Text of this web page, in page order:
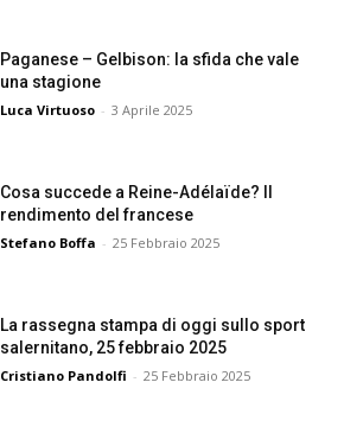
Paganese – Gelbison: la sfida che vale
una stagione
Luca Virtuoso - 3 Aprile 2025
Cosa succede a Reine-Adélaïde? Il
rendimento del francese
Stefano Boffa - 25 Febbraio 2025
La rassegna stampa di oggi sullo sport
salernitano, 25 febbraio 2025
Cristiano Pandolfi - 25 Febbraio 2025